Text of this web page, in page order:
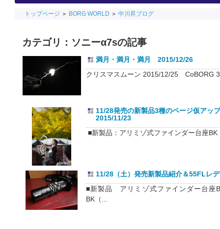
トップページ ＞ BORG WORLD ＞ 中川昇ブログ
カテゴリ：ソニーα7sの記事
満月・満月・満月 2015/12/26
クリスマスムーン 2015/12/25 CoBORG
11/28発売の新製品3種のページ仮ア
2015/11/23
■新製品：アリミゾ式ファインダー台座
11/28（土）発売新製品紹介＆55FLレ
■新製品 アリミゾ式ファインダー台座
BK（...